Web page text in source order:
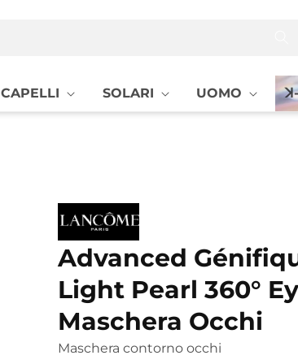
CAPELLI SOLARI UOMO
Advanced
Light Pearl 360°
Maschera Occhi
Maschera contorno occhi